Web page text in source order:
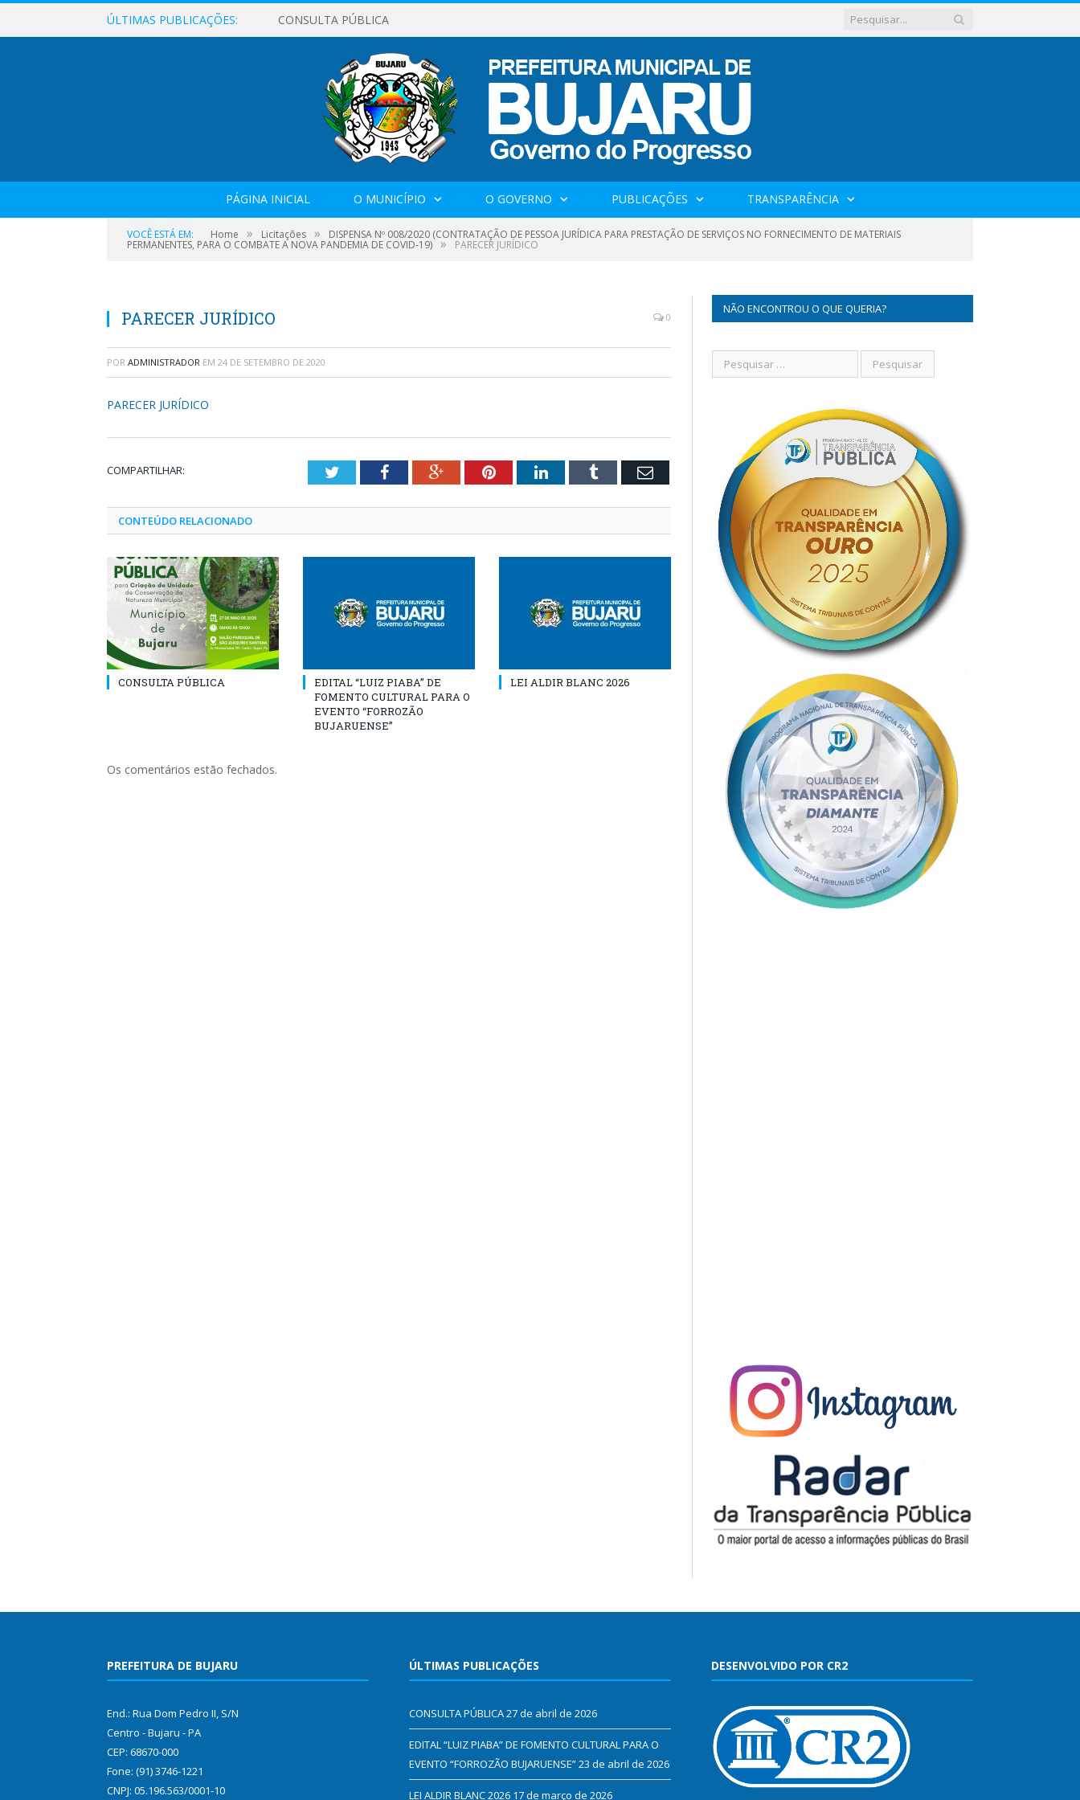
ÚLTIMAS PUBLICAÇÕES: CONSULTA PÚBLICA
PÁGINA INICIAL O MUNICÍPIO O GOVERNO PUBLICAÇÕES TRANSPARÊNCIA
VOCÊ ESTÁ EM: Home » Licitações » DISPENSA Nº 008/2020 (CONTRATAÇÃO DE PESSOA JURÍDICA PARA PRESTAÇÃO DE SERVIÇOS NO FORNECIMENTO DE MATERIAIS
PERMANENTES, PARA O COMBATE A NOVA PANDEMIA DE COVID-19) » PARECER JURÍDICO
PARECER JURÍDICO 0
POR ADMINISTRADOR EM 24 DE SETEMBRO DE 2020
PARECER JURÍDICO
COMPARTILHAR: TwitterFacebookGoogle+PinterestLinkedInTumblr Email
CONTEÚDO RELACIONADO
CONSULTA PÚBLICA
EDITAL “LUIZ PIABA” DE
FOMENTO CULTURAL PARA O
EVENTO “FORROZÃO
BUJARUENSE”
LEI ALDIR BLANC 2026
Os comentários estão fechados.
NÃO ENCONTROU O QUE QUERIA?
PREFEITURA DE BUJARU
End.: Rua Dom Pedro II, S/N
Centro - Bujaru - PA
CEP: 68670-000
Fone: (91) 3746-1221
CNPJ: 05.196.563/0001-10
ÚLTIMAS PUBLICAÇÕES
CONSULTA PÚBLICA27 de abril de 2026
EDITAL “LUIZ PIABA” DE FOMENTO CULTURAL PARA O
EVENTO “FORROZÃO BUJARUENSE”23 de abril de 2026
LEI ALDIR BLANC 2026 17 de março de 2026
DESENVOLVIDO POR CR2